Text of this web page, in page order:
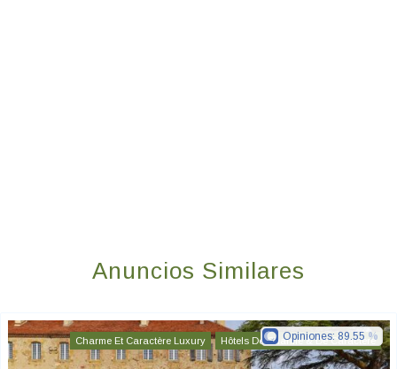
Anuncios Similares
Charme Et Caractère Luxury Hôtels De Charme & De Caractère
Opiniones: 89.55